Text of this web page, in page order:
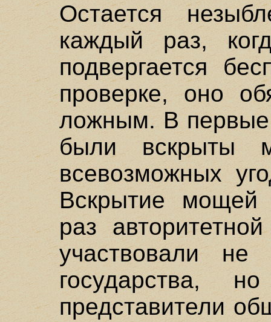
Остается
каждый раз,
подвергается
проверке, оно
ложным. В
были вскрыты
всевозможных
Вскрытие мощей
раз
участвовали не
государства,
представители